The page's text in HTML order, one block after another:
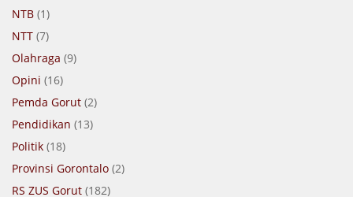
NTB (1)
NTT (7)
Olahraga (9)
Opini (16)
Pemda Gorut (2)
Pendidikan (13)
Politik (18)
Provinsi Gorontalo (2)
RS ZUS Gorut (182)